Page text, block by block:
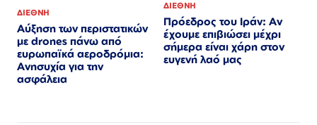
ΔΙΕΘΝΗ
Αύξηση των περιστατικών
με drones πάνω από
ευρωπαϊκά αεροδρόμια:
Ανησυχία για την
ασφάλεια
ΔΙΕΘΝΗ
Πρόεδρος του Ιράν: Αν
έχουμε επιβιώσει μέχρι
σήμερα είναι χάρη στον
ευγενή λαό μας